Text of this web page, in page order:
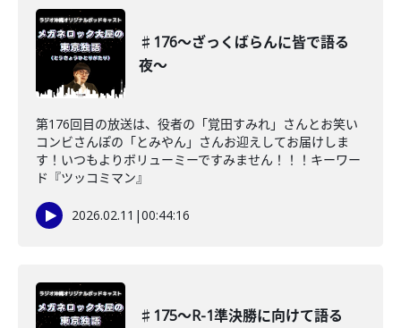
♯176〜ざっくばらんに皆で語る
夜〜
第176回目の放送は、役者の「覚田すみれ」さんとお笑い
コンビさんぽの「とみやん」さんお迎えしてお届けしま
す！いつもよりボリューミーですみません！！！キーワー
ド『ツッコミマン』
2026.02.11 |00:44:16
♯175〜R-1準決勝に向けて語る